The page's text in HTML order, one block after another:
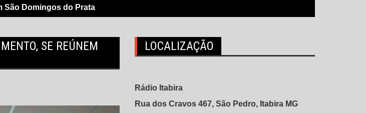
São Domingos do Prata
SE REÚNEM
LOCALIZAÇÃO
Rádio Itabira
Rua dos Cravos 467, São Pedro, Itabira MG